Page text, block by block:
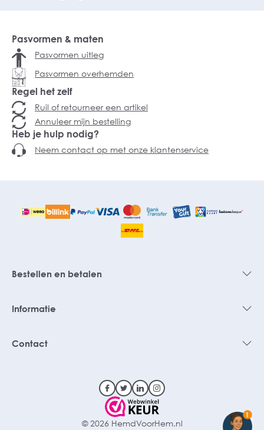
Pasvormen & maten
Pasvormen uitleg
Pasvormen overhemden
Regel het zelf
Ruil of retourneer een artikel
Annuleer mijn bestelling
Heb je hulp nodig?
Neem contact op met onze klantenservice
Bestellen en betalen
Informatie
Contact
© 2026 HemdVoorHem.nl
1